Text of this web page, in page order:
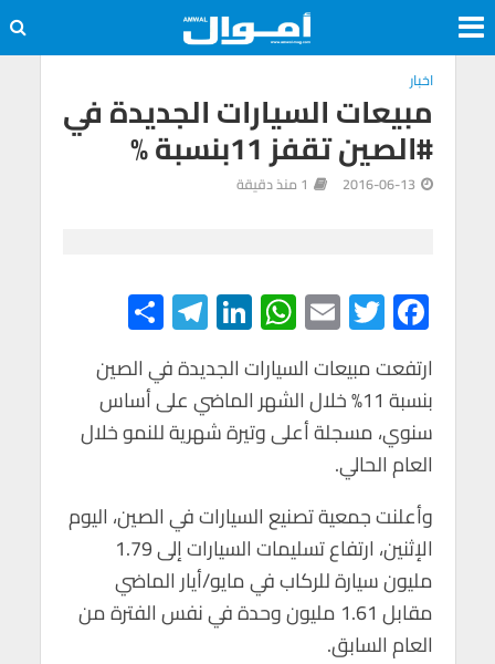
اخبار
مبيعات السيارات الجديدة في
#الصين تقفز 11بنسبة %
2016-06-13 1 منذ دقيقة
F
ac
e
b
o
o
k
T
wi
tt
er
E
m
ail
W
h
at
s
A
p
Li
n
ke
dI
n
Te
le
gr
a
m
h
ar
e
ارتفعت مبيعات السيارات الجديدة في الصين
بنسبة 11% خلال الشهر الماضي على أساس
سنوي، مسجلة أعلى وتيرة شهرية للنمو خلال
العام الحالي.
وأعلنت جمعية تصنيع السيارات في الصين، اليوم
الإثنين، ارتفاع تسليمات السيارات إلى 1.79
مليون سيارة للركاب في مايو/أيار الماضي
مقابل 1.61 مليون وحدة في نفس الفترة من
العام السابق.